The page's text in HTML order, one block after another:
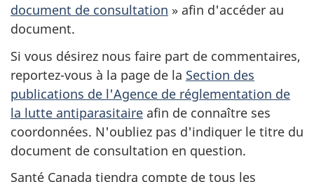
document de consultation » afin d'accéder au
document.
Si vous désirez nous faire part de commentaires,
reportez-vous à la page de la Section des
publications de l'Agence de réglementation de
la lutte antiparasitaire afin de connaître ses
coordonnées. N'oubliez pas d'indiquer le titre du
document de consultation en question.
Santé Canada tiendra compte de tous les